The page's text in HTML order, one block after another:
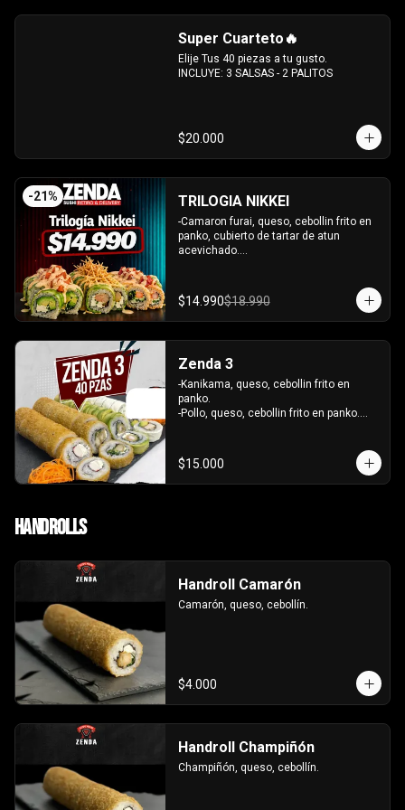
sesamo.
bañado en salsa acevichada.
INCLUYE: 4 SALSAS - 3 PALITOS
Super Cuarteto🔥
Elije Tus 40 piezas a tu gusto.
INCLUYE: 3 SALSAS - 2 PALITOS
$20.000
-21% TRILOGIA NIKKEI
-Camaron furai, queso, cebollin frito en
panko, cubierto de tartar de atun
acevichado.
acevichado.
-Pollo, queso, cebollin envuelto en palta,
bañado en salsa tari y coronado con
wantanes hilos.
$14.990$18.990
Zenda 3
-Kanikama, queso, cebollin frito en
panko.
-Pollo, queso, cebollin frito en panko.
- Kanikama, palta envuelto en queso.
INCLUYE: 3 SALSAS - 2 PALITOS
$15.000
Handrolls
Handroll Camarón
Camarón, queso, cebollín.
$4.000
Handroll Champiñón
Champiñón, queso, cebollín.